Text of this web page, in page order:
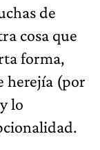
de
cosa que
forma,
herejía (por
lo